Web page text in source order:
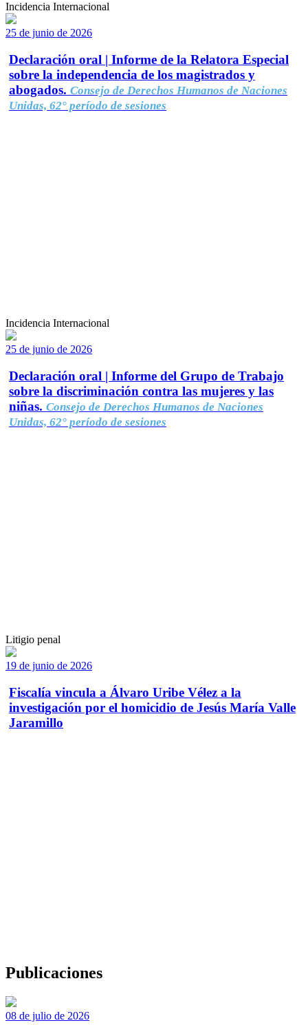
Incidencia Internacional
25 de junio de 2026
Declaración oral | Informe de la Relatora Especial
sobre la independencia de los magistrados y
abogados. Consejo de Derechos Humanos de Naciones
Unidas, 62° período de sesiones
Incidencia Internacional
25 de junio de 2026
Declaración oral | Informe del Grupo de Trabajo
sobre la discriminación contra las mujeres y las
niñas. Consejo de Derechos Humanos de Naciones
Unidas, 62° período de sesiones
Litigio penal
19 de junio de 2026
Fiscalía vincula a Álvaro Uribe Vélez a la
investigación por el homicidio de Jesús María Valle
Jaramillo
Publicaciones
08 de julio de 2026